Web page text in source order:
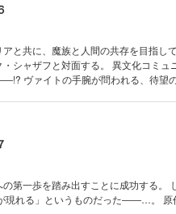
と共に、魔族と人間の共存を目指し
シャザフと対面する。 異文化コミュ
ヴァイトの手腕が問われる、待望
第一歩を踏み出すことに成功する。
現れる」というものだった――…。 原